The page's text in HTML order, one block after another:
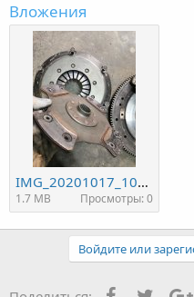
Вложения
IMG_20201017_103118.jpg
1.7 MB Просмотры: 0
Войдите или